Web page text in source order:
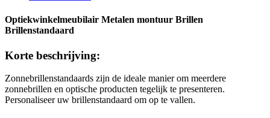
Optiekwinkelmeubilair Metalen montuur Brillen
Brillenstandaard
Korte beschrijving:
Zonnebrillenstandaards zijn de ideale manier om meerdere
zonnebrillen en optische producten tegelijk te presenteren.
Personaliseer uw brillenstandaard om op te vallen.